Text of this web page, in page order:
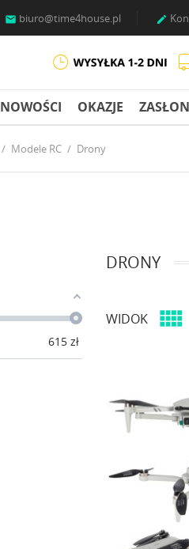
 biuro@time4house.pl 
NOWOŚCI OKAZJE
Modele RC Drony
615zł
DRONY
WIDOK 